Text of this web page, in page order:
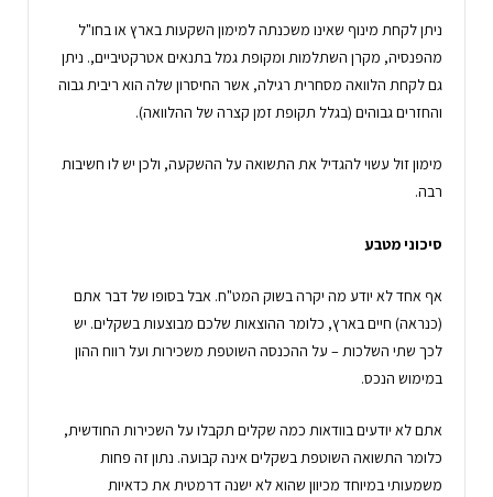
ניתן לקחת מינוף שאינו משכנתה למימון השקעות בארץ או בחו"ל
מהפנסיה, מקרן השתלמות ומקופת גמל בתנאים אטרקטיביים,. ניתן
גם לקחת הלוואה מסחרית רגילה, אשר החיסרון שלה הוא ריבית גבוה
והחזרים גבוהים (בגלל תקופת זמן קצרה של ההלוואה).
מימון זול עשוי להגדיל את התשואה על ההשקעה, ולכן יש לו חשיבות
רבה.
סיכוני מטבע
אף אחד לא יודע מה יקרה בשוק המט"ח. אבל בסופו של דבר אתם
(כנראה) חיים בארץ, כלומר ההוצאות שלכם מבוצעות בשקלים. יש
לכך שתי השלכות – על ההכנסה השוטפת משכירות ועל רווח ההון
במימוש הנכס.
אתם לא יודעים בוודאות כמה שקלים תקבלו על השכירות החודשית,
כלומר התשואה השוטפת בשקלים אינה קבועה. נתון זה פחות
משמעותי במיוחד מכיוון שהוא לא ישנה דרמטית את כדאיות